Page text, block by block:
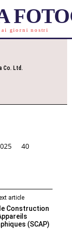
giorni nostri
Co. Ltd.
40
article
Construction
(SCAP)